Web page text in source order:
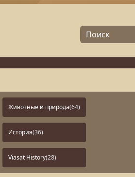
Животные и природа(64)
История(36)
Viasat History(28)